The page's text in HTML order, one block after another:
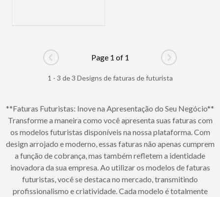
Go to previous page
Page 1 of 1
Go to next
1 - 3 de 3 Designs de faturas de futurista
**Faturas Futuristas: Inove na Apresentação do Seu Negócio**
Transforme a maneira como você apresenta suas faturas com
os modelos futuristas disponíveis na nossa plataforma. Com
design arrojado e moderno, essas faturas não apenas cumprem
a função de cobrança, mas também refletem a identidade
inovadora da sua empresa. Ao utilizar os modelos de faturas
futuristas, você se destaca no mercado, transmitindo
profissionalismo e criatividade. Cada modelo é totalmente